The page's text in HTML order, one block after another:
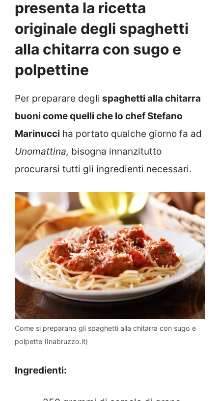
presenta la ricetta
originale degli spaghetti
alla chitarra con sugo e
polpettine
Per preparare degli spaghetti alla chitarra
buoni come quelli che lo chef Stefano
Marinucci ha portato qualche giorno fa ad
Unomattina, bisogna innanzitutto
procurarsi tutti gli ingredienti necessari.
Come si preparano gli spaghetti alla chitarra con sugo e
polpette (Inabruzzo.it)
Ingredienti: